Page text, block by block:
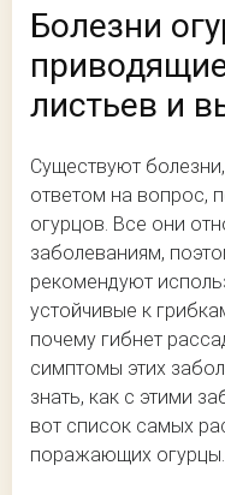
Болезни
листьев и
Существуют
ответом на вопрос,
огурцов. Все они
заболеваниям,
рекомендуют
устойчивые к
почему гибнет
симптомы этих
знать, как с этими
вот список самых
поражающих огурцы.